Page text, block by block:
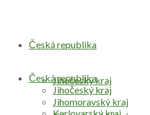
Česká republika
Jihočeský kraj
Česká republika
Jihočeský kraj
Jihomoravský kraj